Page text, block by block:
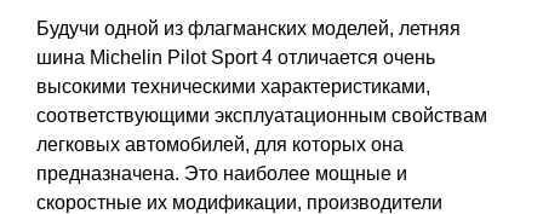
Будучи одной из флагманских моделей, летняя
шина Michelin Pilot Sport 4 отличается очень
высокими техническими характеристиками,
соответствующими эксплуатационным свойствам
легковых автомобилей, для которых она
предназначена. Это наиболее мощные и
скоростные их модификации, производители